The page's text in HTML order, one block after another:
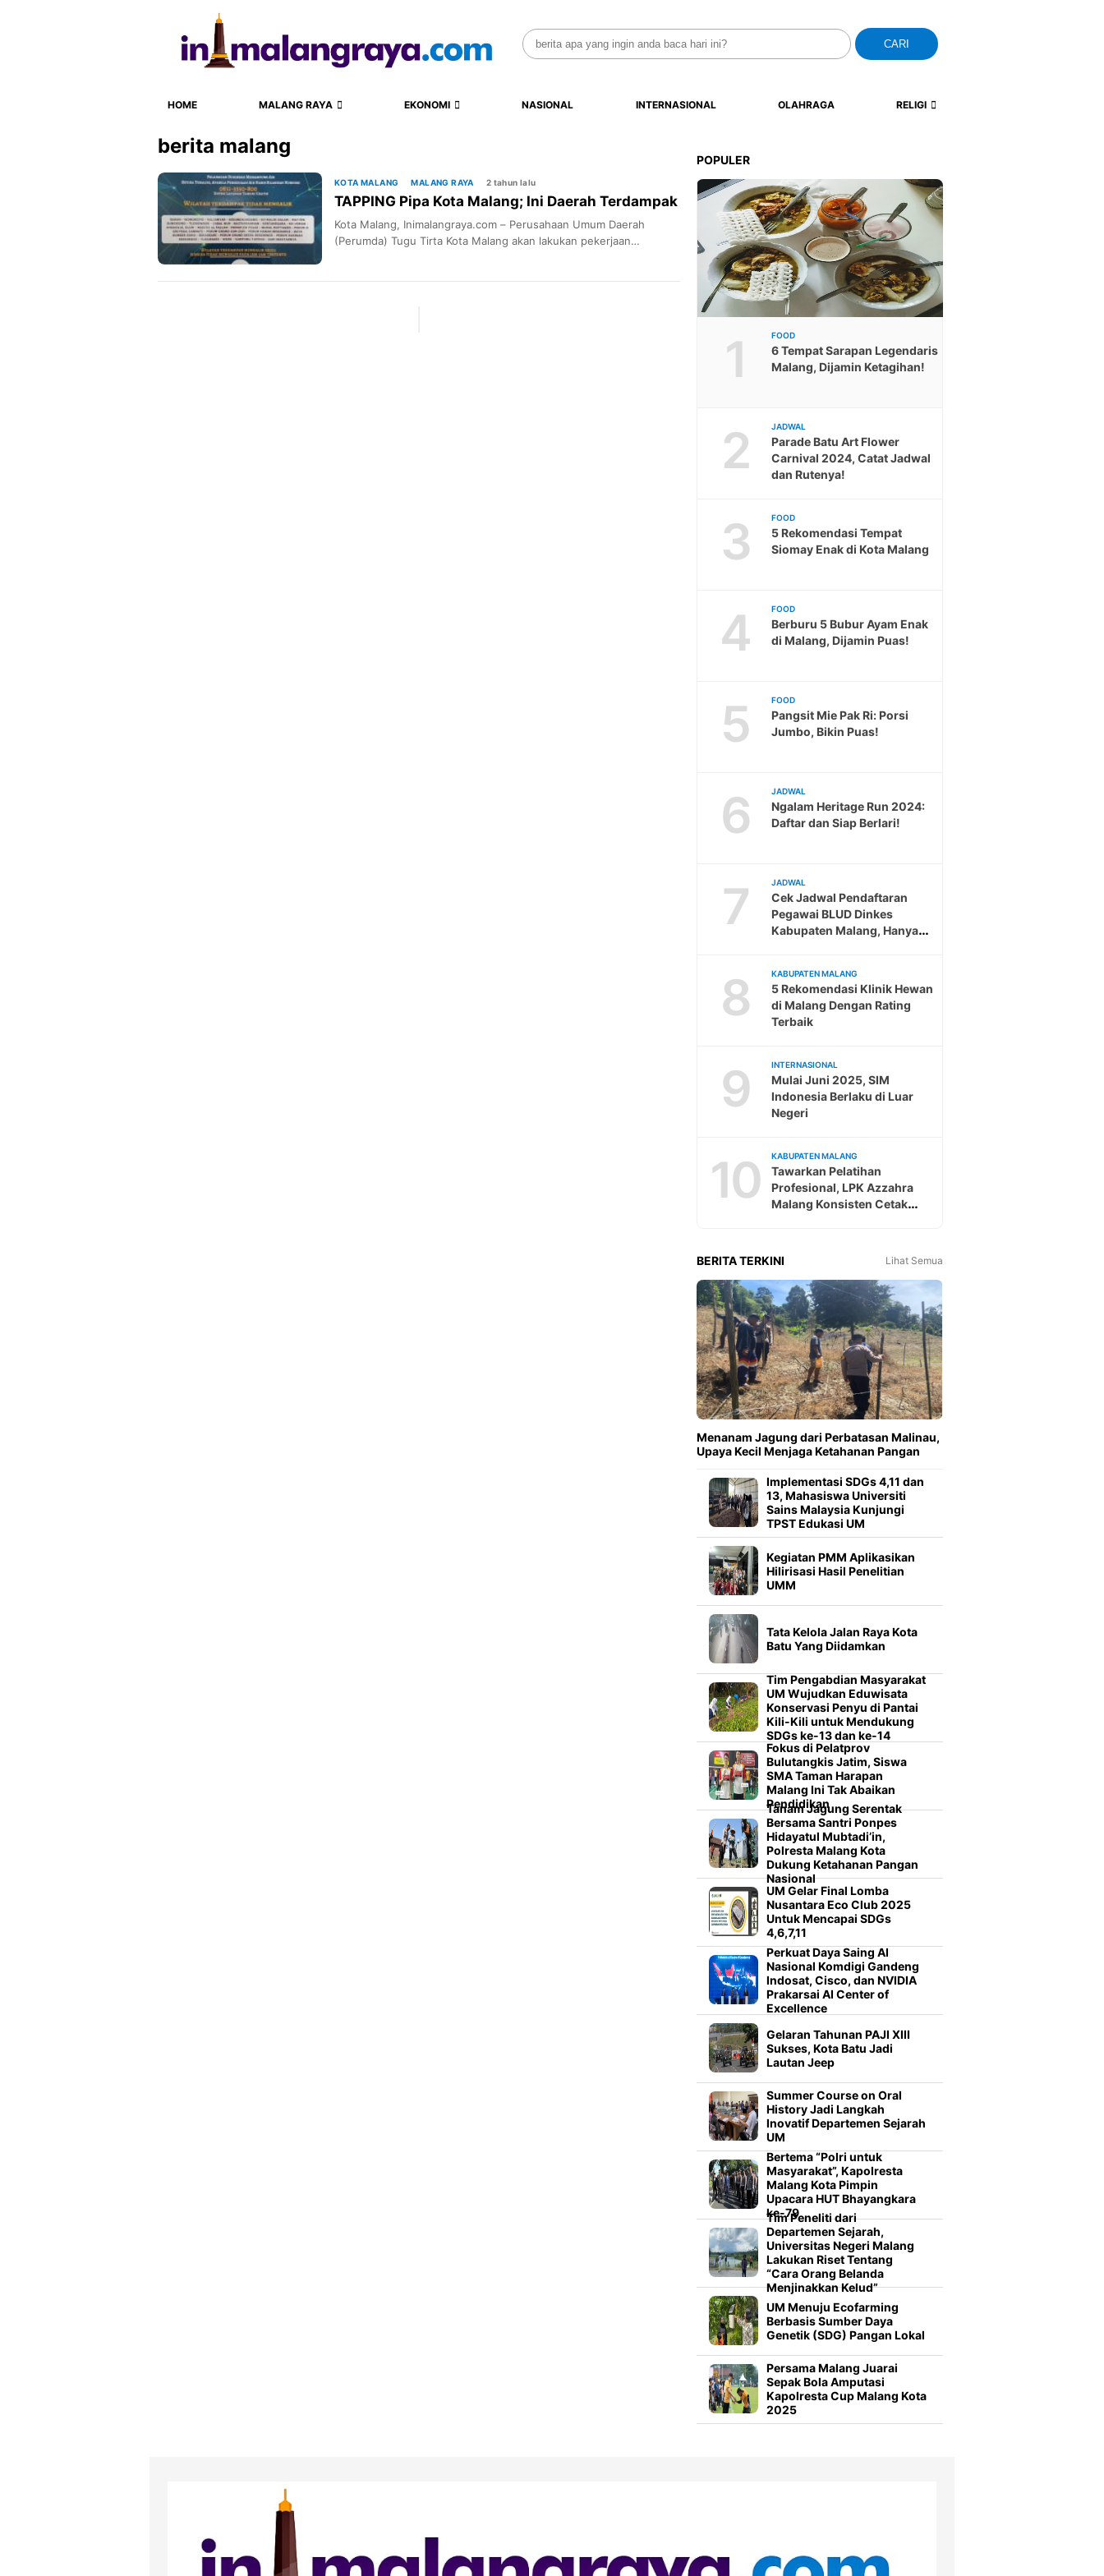
Search
for:
CARI
HOME MALANG RAYA EKONOMI NASIONAL INTERNASIONAL OLAHRAGA RELIGI
berita malang
KOTA MALANG MALANG RAYA 2 tahun lalu
TAPPING Pipa Kota Malang; Ini Daerah Terdampak
Kota Malang, Inimalangraya.com – Perusahaan Umum Daerah
(Perumda) Tugu Tirta Kota Malang akan lakukan pekerjaan
POPULER
1 FOOD
6 Tempat Sarapan Legendaris
Malang, Dijamin Ketagihan!
2 JADWAL
Parade Batu Art Flower
Carnival 2024, Catat Jadwal
dan Rutenya!
3 FOOD
5 Rekomendasi Tempat
Siomay Enak di Kota Malang
4 FOOD
Berburu 5 Bubur Ayam Enak
di Malang, Dijamin Puas!
5 FOOD
Pangsit Mie Pak Ri: Porsi
Jumbo, Bikin Puas!
6 JADWAL
Ngalam Heritage Run 2024:
Daftar dan Siap Berlari!
7 JADWAL
Cek Jadwal Pendaftaran
Pegawai BLUD Dinkes
Kabupaten Malang, Hanya
8 KABUPATEN MALANG
5 Rekomendasi Klinik Hewan
di Malang Dengan Rating
Terbaik
9 INTERNASIONAL
Mulai Juni 2025, SIM
Indonesia Berlaku di Luar
Negeri
10 KABUPATEN MALANG
Tawarkan Pelatihan
Profesional, LPK Azzahra
Malang Konsisten Cetak
BERITA TERKINI Lihat Semua
Menanam Jagung dari Perbatasan Malinau,
Upaya Kecil Menjaga Ketahanan Pangan
Implementasi SDGs 4,11 dan
13, Mahasiswa Universiti
Sains Malaysia Kunjungi
TPST Edukasi UM
Kegiatan PMM Aplikasikan
Hilirisasi Hasil Penelitian
UMM
Tata Kelola Jalan Raya Kota
Batu Yang Diidamkan
Tim Pengabdian Masyarakat
UM Wujudkan Eduwisata
Konservasi Penyu di Pantai
Kili-Kili untuk Mendukung
SDGs ke-13 dan ke-14
Fokus di Pelatprov
Bulutangkis Jatim, Siswa
SMA Taman Harapan
Malang Ini Tak Abaikan
Pendidikan
Tanam Jagung Serentak
Bersama Santri Ponpes
Hidayatul Mubtadi’in,
Polresta Malang Kota
Dukung Ketahanan Pangan
Nasional
UM Gelar Final Lomba
Nusantara Eco Club 2025
Untuk Mencapai SDGs
4,6,7,11
Perkuat Daya Saing AI
Nasional Komdigi Gandeng
Indosat, Cisco, dan NVIDIA
Prakarsai AI Center of
Excellence
Gelaran Tahunan PAJI XIII
Sukses, Kota Batu Jadi
Lautan Jeep
Summer Course on Oral
History Jadi Langkah
Inovatif Departemen Sejarah
UM
Bertema “Polri untuk
Masyarakat”, Kapolresta
Malang Kota Pimpin
Upacara HUT Bhayangkara
ke-79
Tim Peneliti dari
Departemen Sejarah,
Universitas Negeri Malang
Lakukan Riset Tentang
“Cara Orang Belanda
Menjinakkan Kelud”
UM Menuju Ecofarming
Berbasis Sumber Daya
Genetik (SDG) Pangan Lokal
Persama Malang Juarai
Sepak Bola Amputasi
Kapolresta Cup Malang Kota
2025